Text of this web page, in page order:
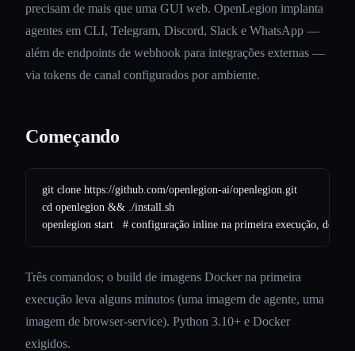
precisam de mais que uma GUI web. OpenLegion implanta
agentes em CLI, Telegram, Discord, Slack e WhatsApp —
além de endpoints de webhook para integrações externas —
via tokens de canal configurados por ambiente.
Começando
git clone https://github.com/openlegion-ai/openlegion.git
cd openlegion && ./install.sh
Três comandos; o build de imagens Docker na primeira
execução leva alguns minutos (uma imagem de agente, uma
imagem de browser-service). Python 3.10+ e Docker
exigidos.